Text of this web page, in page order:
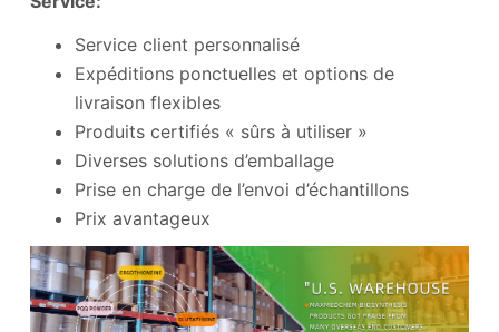
Service client personnalisé
Expéditions ponctuelles et options de
livraison flexibles
Produits certifiés « sûrs à utiliser »
Diverses solutions d’emballage
Prise en charge de l’envoi d’échantillons
Prix ​​avantageux